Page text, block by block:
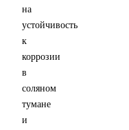
на
устойчивость
к
коррозии
в
соляном
тумане
и